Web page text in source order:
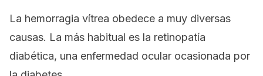
La hemorragia vítrea obedece a muy diversas
causas. La más habitual es la retinopatía
diabética, una enfermedad ocular ocasionada por